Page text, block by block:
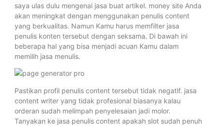
saya ulas dulu mengenai jasa buat artikel. money site Anda
akan meningkat dengan menggunakan penulis content
yang berkualitas. Namun Kamu harus memfilter jasa
penulis konten tersebut dengan seksama. Di bawah ini
beberapa hal yang bisa menjadi acuan Kamu dalam
memilih jasa menulis.
Pastikan profil penulis content tersebut tidak negatif. jasa
content writer yang tidak profesional biasanya kalau
orderan sudah melimpah penyelesaian jadi molor.
Tanyakan ke jasa penulis content apakah slot sudah penuh